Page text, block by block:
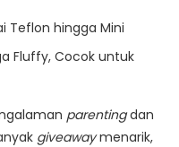
Teflon hingga Mini
Fluffy, Cocok untuk
parentingdan
giveawaymenarik,